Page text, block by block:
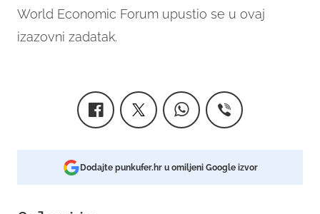
World Economic Forum upustio se u ovaj
izazovni zadatak.
Dodajte punkufer.hr u omiljeni Google izvor